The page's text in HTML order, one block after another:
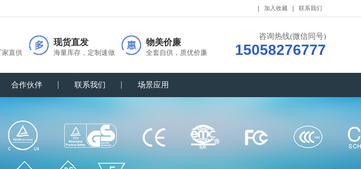
加入收藏 联系我们
家直供
现货直发
海量库存，定制速做
物美价廉
全套自供，质优价廉
咨询热线(微信同号)
15058276777
合作伙伴 联系我们 场景应用